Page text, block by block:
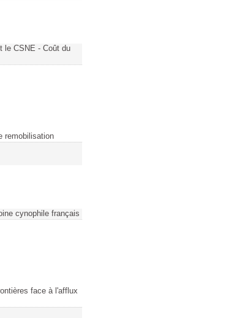
le CSNE - Coût du
remobilisation
cynophile français
face à l'afflux